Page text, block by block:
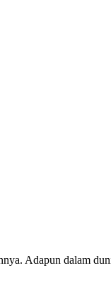
Adapun dalam